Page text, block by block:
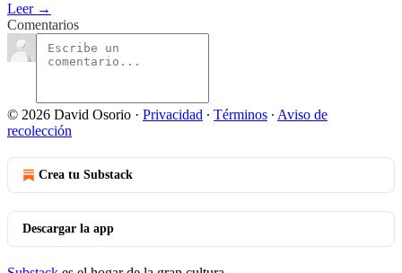
Leer →
Comentarios
© 2026 David Osorio · Privacidad ∙ Términos ∙ Aviso de
recolección
Crea tu Substack
Descargar la app